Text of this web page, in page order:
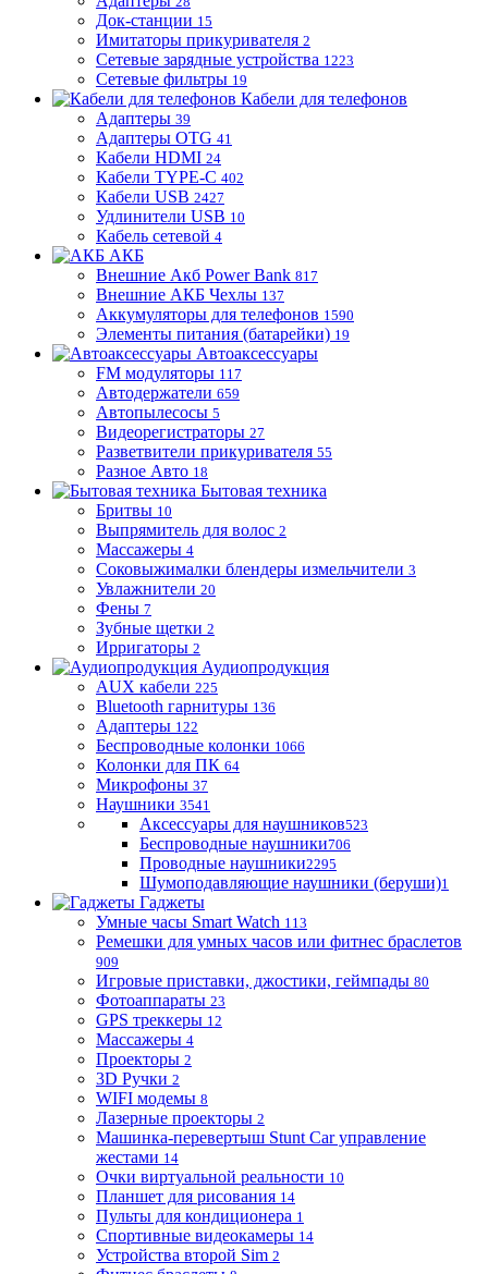
Док-станции 15
Имитаторы прикуривателя 2
Сетевые зарядные устройства 1223
Сетевые фильтры 19
Кабели для телефонов
Адаптеры 39
Адаптеры OTG 41
Кабели HDMI 24
Кабели TYPE-C 402
Кабели USB 2427
Удлинители USB 10
Кабель сетевой 4
АКБ
Внешние Акб Power Bank 817
Внешние АКБ Чехлы 137
Аккумуляторы для телефонов 1590
Элементы питания (батарейки) 19
Автоаксессуары
FM модуляторы 117
Автодержатели 659
Автопылесосы 5
Видеорегистраторы 27
Разветвители прикуривателя 55
Разное Авто 18
Бытовая техника
Бритвы 10
Выпрямитель для волос 2
Массажеры 4
Соковыжималки блендеры измельчители 3
Увлажнители 20
Фены 7
Зубные щетки 2
Ирригаторы 2
Аудиопродукция
AUX кабели 225
Bluetooth гарнитуры 136
Адаптеры 122
Беспроводные колонки 1066
Колонки для ПК 64
Микрофоны 37
Наушники 3541
Аксессуары для наушников523
Беспроводные наушники706
Проводные наушники2295
Шумоподавляющие наушники (беруши)1
Гаджеты
Умные часы Smart Watch 113
Ремешки для умных часов или фитнес браслетов
909
Игровые приставки, джостики, геймпады 80
Фотоаппараты 23
GPS треккеры 12
Массажеры 4
Проекторы 2
3D Ручки 2
WIFI модемы 8
Лазерные проекторы 2
Машинка-перевертыш Stunt Car управление
жестами 14
Очки виртуальной реальности 10
Планшет для рисования 14
Пульты для кондиционера 1
Спортивные видеокамеры 14
Устройства второй Sim 2